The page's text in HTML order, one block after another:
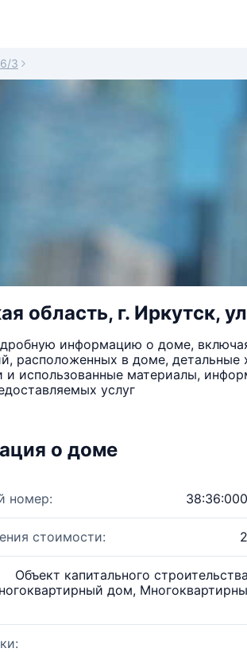
3
область, г. Иркутск,
информацию о доме,
расположенных в доме, детальные
и использованные материалы,
услуг
о доме
номер:
стоимости:
Объект капитального
дом,